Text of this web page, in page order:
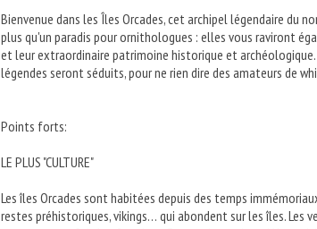
Bienvenue dans les Îles Orcades, cet archipel légendaire du
plus qu'un paradis pour ornithologues : elles vous raviront
et leur extraordinaire patrimoine historique et
légendes seront séduits, pour ne rien dire des amateurs de
Points forts:
LE PLUS "CULTURE"
Les îles Orcades sont habitées depuis des temps
restes préhistoriques, vikings… qui abondent sur les îles. Les